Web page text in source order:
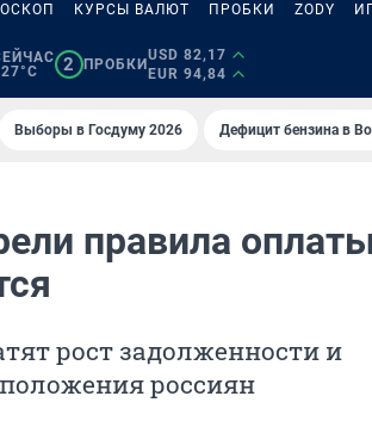
КУРСЫ ВАЛЮТ ПРОБКИ ZODY
2 ПРОБКИ
USD 82,17
EUR 94,84
Выборы в Госдуму 2026 Дефицит бензина в
правила
рост задолженности и
россиян